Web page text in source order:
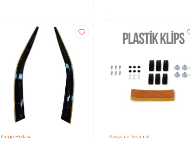
Kargo Bedava Kargo ile Teslimat